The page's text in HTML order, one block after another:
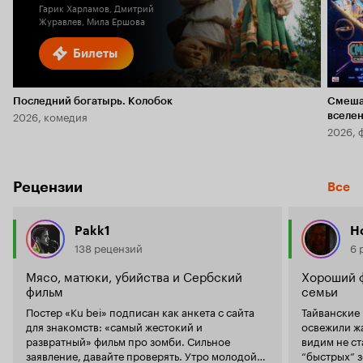
Билеты
Гарик Харламов, Дмитрий
Журавлев, Мила Ершова
Последний богатырь. Колобок
2026, комедия
2026,
Рецензии Все
Pakk1
138 рецензий
Мясо, матюки, убийства и Сербский
фильм
Постер «Ku bei» подписан как анкета с сайта
для знакомств: «самый жестокий и
развратный» фильм про зомби. Сильное
заявление, давайте проверять. Утро молодой
6
Хороший
семьи
освежили
видим не
“быстрых”